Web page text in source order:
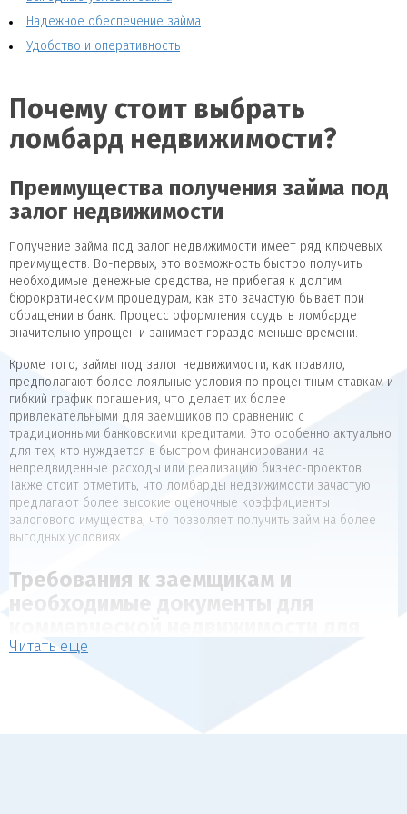
Надежное обеспечение займа
Удобство и оперативность
Почему стоит выбрать
ломбард недвижимости?
Преимущества получения займа под
залог недвижимости
Получение займа под залог недвижимости имеет ряд ключевых
преимуществ. Во-первых, это возможность быстро получить
необходимые денежные средства, не прибегая к долгим
бюрократическим процедурам, как это зачастую бывает при
обращении в банк. Процесс оформления ссуды в ломбарде
значительно упрощен и занимает гораздо меньше времени.
Кроме того, займы под залог недвижимости, как правило,
предполагают более лояльные условия по процентным ставкам и
гибкий график погашения, что делает их более
привлекательными для заемщиков по сравнению с
традиционными банковскими кредитами. Это особенно актуально
для тех, кто нуждается в быстром финансировании на
непредвиденные расходы или реализацию бизнес-проектов.
Также стоит отметить, что ломбарды недвижимости зачастую
предлагают более высокие оценочные коэффициенты
залогового имущества, что позволяет получить займ на более
выгодных условиях.
Требования к заемщикам и
необходимые документы для
коммерческой недвижимости
Читать еще